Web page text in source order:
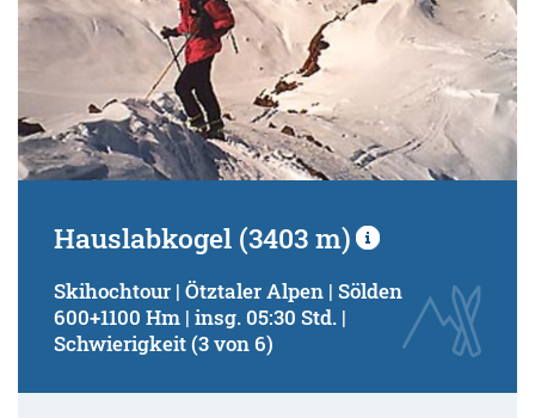
Hauslabkogel (3403 m)
Skihochtour | Ötztaler Alpen | Sölden
600+1100 Hm | insg. 05:30 Std. |
Schwierigkeit (3 von 6)